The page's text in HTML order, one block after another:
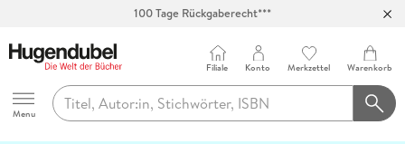
100 Tage Rückgaberecht***
Hugendubel
Menu
Filiale Konto Merkzettel Warenkorb